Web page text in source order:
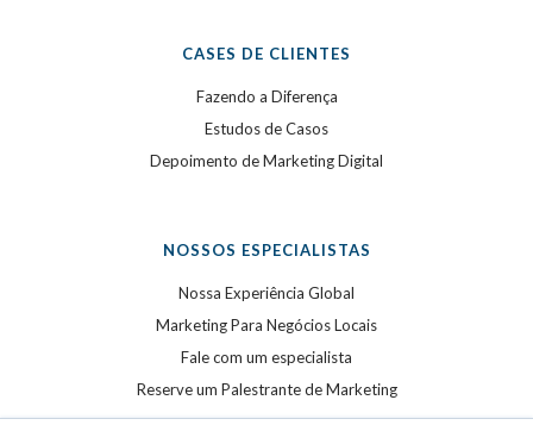
CASES DE CLIENTES
Fazendo a Diferença
Estudos de Casos
Depoimento de Marketing Digital
NOSSOS ESPECIALISTAS
Nossa Experiência Global
Marketing Para Negócios Locais
Fale com um especialista
Reserve um Palestrante de Marketing